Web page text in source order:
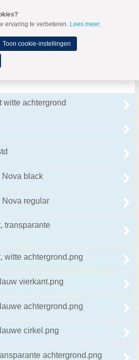
MENU
witte achtergrond
Nova black
Nova regular
transparante
witte achtergrond.png
vierkant.png
achtergrond.png
cirkel.png
achtergrond.png
ervaring te verbeteren. Lees meer.
Toon cookie-instellingen